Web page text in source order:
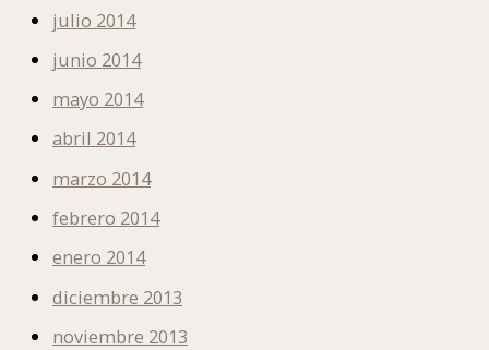
julio 2014
junio 2014
mayo 2014
abril 2014
marzo 2014
febrero 2014
enero 2014
diciembre 2013
noviembre 2013